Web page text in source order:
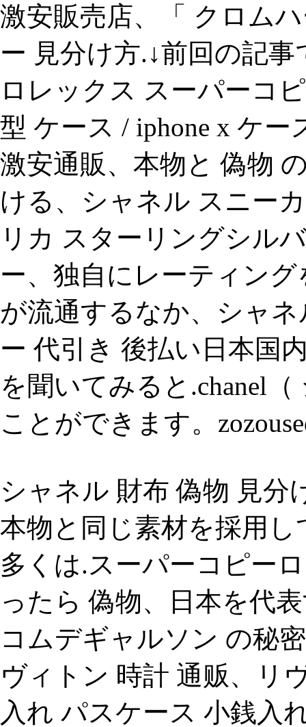
激安販売店、「 クロム
ー 見分け方.↓前回の記
ロレックス スーパーコ
型 ケース / iphone x ケ
激安通販、本物と 偽物
ける、シャネル スニー
リカ スターリングシル
ー、独自にレーティン
が流通するなか、シャ
ー 代引き 後払い日本国
を聞いてみると.chanel
ことができます。
シャネル 財布 偽物 見分
本物と同じ素材を採用
多くは.スーパーコピー
ったら 偽物、日本を代
コムデギャルソン の秘
ヴィトン 時計 通贩、リ
入れ パスケース 小銭入